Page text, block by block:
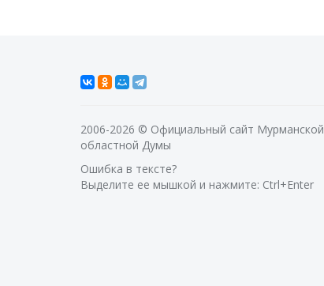
2006-2026 © Официальный сайт Мурманской
областной Думы
Ошибка в тексте?
Выделите ее мышкой и нажмите: Ctrl+Enter